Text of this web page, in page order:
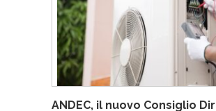
ANDEC, il nuovo Consiglio